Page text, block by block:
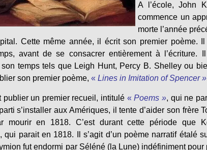
A l’école, John
commence un
morte l’année
Cette même année, il écrit son premier poème.
avant de se consacrer entièrement à l’écriture.
temps tels que Leigh Hunt, Percy B. Shelley ou
son premier poème, « Lines in Imitation of Spencer »
publier un premier recueil, intitulé «Poems », qui ne
s’installer aux Amériques, il tente d’aider son frère
mourir en 1818. C’est durant cette période que
, qui parait en 1818. Il s’agit d’un poème narratif étalé
fut endormi par Séléné (la Lune) indéfiniment